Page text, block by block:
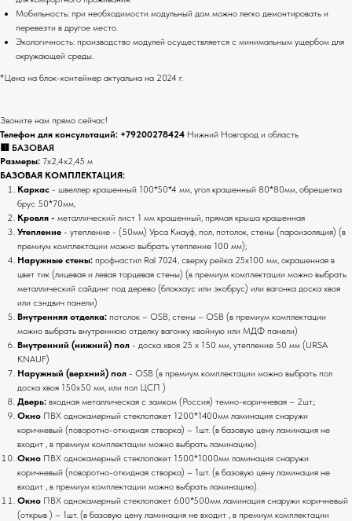
Мобильность: при необходимости модульный дом можно легко демонтировать и
перевезти в другое место.
Экологичность: производство модулей осуществляется с минимальным ущербом для
окружающей среды.
*Цена на блок-контейнер актуальна на 2024 г.
Звоните нам прямо сейчас!
Телефон для консультаций: +79200278424 Нижний Новгород и область
🟥 БАЗОВАЯ
Размеры: 7х2,4х2,45 м
БАЗОВАЯ КОМПЛЕКТАЦИЯ:
Каркас - швеллер крашенный 100*50*4 мм, угол крашенный 80*80мм, обрешетка
брус 50*70мм,
Кровля - металлический лист 1 мм крашенный, прямая крыша крашенная
Утепление - утепление - (50мм) Урса Кнауф, пол, потолок, стены (пароизоляция) (в
премиум комплектации можно выбрать утепление 100 мм);
Наружные стены: профнастил Ral 7024, сверху рейка 25х100 мм, окрашенная в
цвет тик (лицевая и левая торцевая стены) (в премиум комплектации можно выбрать
металлический сайдинг под дерево (блокхаус или экобрус) или вагонка доска хвоя
или сэндвич панели)
Внутренняя отделка: потолок – OSB, стены – OSB (в премиум комплектации
можно выбрать внутреннюю отделку вагонку хвойную или МДФ панели)
Внутренний (нижний) пол - доска хвоя 25 х 150 мм, утепление 50 мм (URSA
KNAUF)
Наружный (верхний) пол - OSB (в премиум комплектации можно выбрать пол
доска хвоя 150х50 мм, или пол ЦСП )
Дверь: входная металлическая с замком (Россия) темно-коричневая – 2шт.;
Окно ПВХ однокамерный стеклопакет 1200*1400мм ламинация снаружи
коричневый (поворотно-откидная створка) – 1шт. (в базовую цену ламинация не
входит , в премиум комплектации можно выбрать ламинацию).
Окно ПВХ однокамерный стеклопакет 1500*1000мм ламинация снаружи
коричневый (поворотно-откидная створка) – 1шт. (в базовую цену ламинация не
входит , в премиум комплектации можно выбрать ламинацию).
Окно ПВХ однокамерный стеклопакет 600*500мм ламинация снаружи коричневый
(открыв ) – 1шт. (в базовую цену ламинация не входит , в премиум комплектации